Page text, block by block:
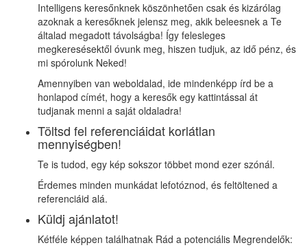
Intelligens keresőnknek köszönhetően csak és kizárólag
azoknak a keresőknek jelensz meg, akik beleesnek a Te
általad megadott távolságba! Így felesleges
megkeresésektől óvunk meg, hiszen tudjuk, az idő pénz, és
mi spórolunk Neked!
Amennyiben van weboldalad, ide mindenképp írd be a
honlapod címét, hogy a keresők egy kattintással át
tudjanak menni a saját oldaladra!
Töltsd fel referenciáidat korlátlan
mennyiségben!
Te is tudod, egy kép sokszor többet mond ezer szónál.
Érdemes minden munkádat lefotóznod, és feltöltened a
referenciáid alá.
Küldj ajánlatot!
Kétféle képpen találhatnak Rád a potenciális Megrendelők: